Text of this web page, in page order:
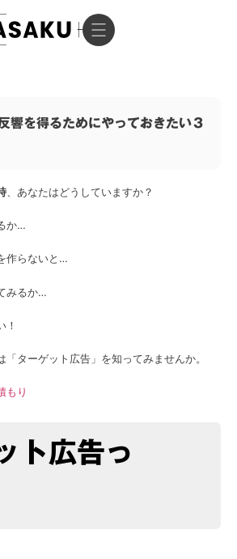
響を得るためにやっておきたい３
、あなたはどうしていますか？
か…
作らないと…
みるか…
！
「ターゲット広告」を知ってみませんか。
もり
ト広告っ